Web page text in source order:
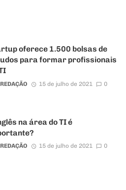
oferece 1.500 bolsas de
para formar profissionais
REDAÇÃO 15 de julho de 2021 0
na área do TI é
REDAÇÃO 15 de julho de 2021 0